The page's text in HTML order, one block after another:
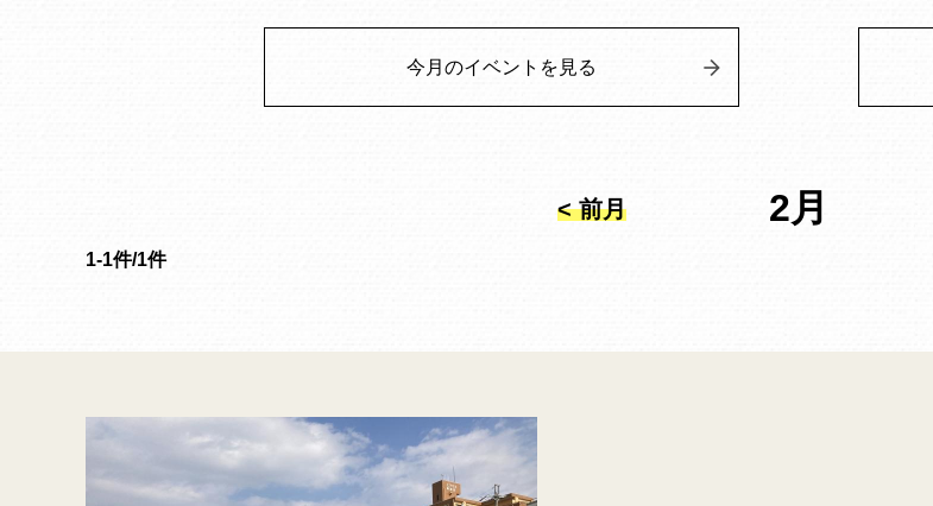
今月のイベントを見る
< 前月 2月
1-1件/1件